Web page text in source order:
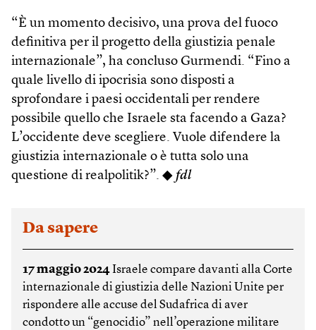
“È un momento decisivo, una prova del fuoco
definitiva per il progetto della giustizia penale
internazionale”, ha concluso Gurmendi. “Fino a
quale livello di ipocrisia sono disposti a
sprofondare i paesi occidentali per rendere
possibile quello che Israele sta facendo a Gaza?
L’occidente deve scegliere. Vuole difendere la
giustizia internazionale o è tutta solo una
questione di realpolitik?”. ◆ fdl
Da sapere
17 maggio 2024Israele compare davanti alla Corte
internazionale di giustizia delle Nazioni Unite per
rispondere alle accuse del Sudafrica di aver
condotto un “genocidio” nell’operazione militare